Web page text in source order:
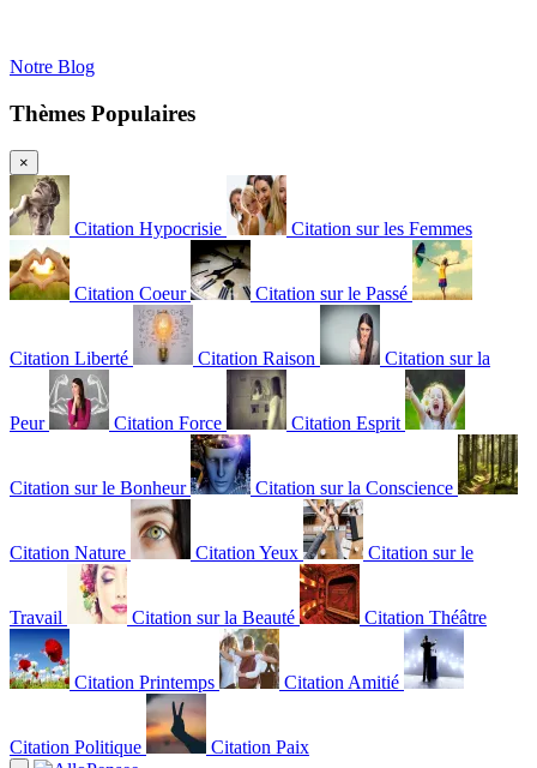
Notre Blog
Thèmes Populaires
×
Citation Hypocrisie Citation sur les Femmes
Citation Coeur Citation sur le Passé
Citation Liberté Citation Raison Citation sur la
Peur Citation Force Citation Esprit
Citation sur le Bonheur Citation sur la Conscience
Citation Nature Citation Yeux Citation sur le
Travail Citation sur la Beauté Citation Théâtre
Citation Printemps Citation Amitié
Citation Politique Citation Paix